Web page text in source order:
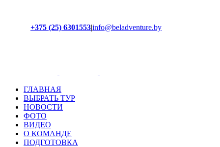
+375 (25) 6301553|info@beladventure.by
ГЛАВНАЯ
ВЫБРАТЬ ТУР
НОВОСТИ
ФОТО
ВИДЕО
О КОМАНДЕ
ПОДГОТОВКА